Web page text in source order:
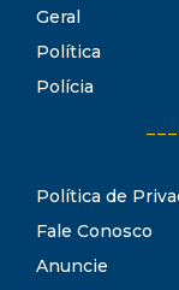
Geral
Política
Polícia
Política de
Fale Conosco
Anuncie